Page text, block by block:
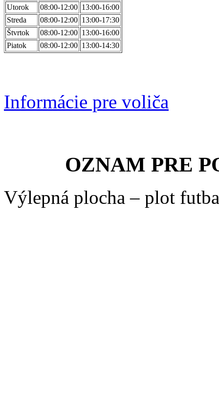
Utorok 08:00-12:00 13:00-16:00
Streda
08:00-12:00 13:00-17:30
Štvrtok
08:00-12:00 13:00-16:00
Piatok
08:00-12:00 13:00-14:30
Informácie pre voliča
OZNAM PRE
Výlepná plocha – plot